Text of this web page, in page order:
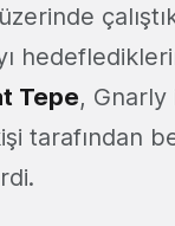
Tepe, Gnarly
tarafından